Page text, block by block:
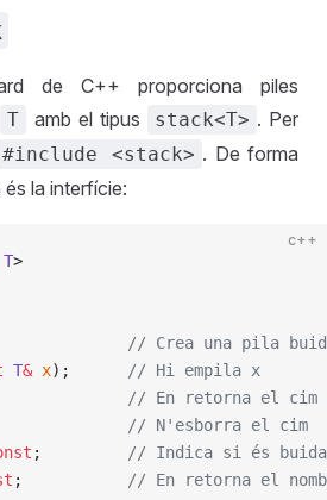
de C++ proporciona piles
T amb el tipus stack<T> . Per
#include <stack> . De forma
la interfície:
c++
T>
// Crea una pila
T& x);
      // Hi empila x
// En retorna el cim
// N'esborra el cim
;
         // Indica si és buida
;
// En retorna el